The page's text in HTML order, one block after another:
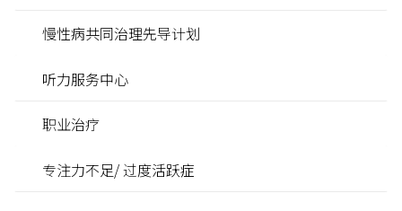
慢性病共同治理先导计划
听力服务中心
职业治疗
专注力不足/ 过度活跃症